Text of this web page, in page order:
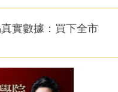
實數據：買下全市